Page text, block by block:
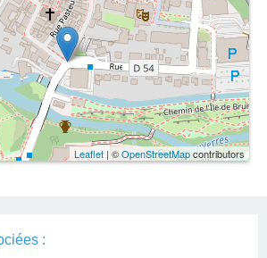
Leaflet | ©OpenStreetMapcontributors
: